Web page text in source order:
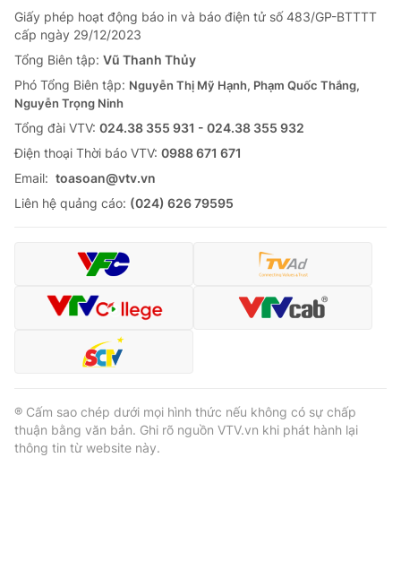
Giấy phép hoạt động báo in và báo điện tử số 483/GP-BTTTT
cấp ngày 29/12/2023
Tổng Biên tập: Vũ Thanh Thủy
Phó Tổng Biên tập: Nguyễn Thị Mỹ Hạnh, Phạm Quốc Thắng,
Nguyễn Trọng Ninh
Tổng đài VTV: 024.38 355 931 - 024.38 355 932
Ðiện thoại Thời báo VTV: 0988 671 671
Email: toasoan@vtv.vn
Liên hệ quảng cáo: (024) 626 79595
® Cấm sao chép dưới mọi hình thức nếu không có sự chấp
thuận bằng văn bản. Ghi rõ nguồn VTV.vn khi phát hành lại
thông tin từ website này.